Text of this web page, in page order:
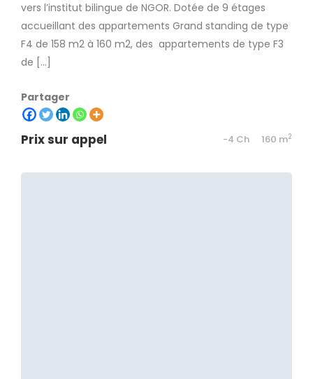
vers l’institut bilingue de NGOR. Dotée de 9 étages
accueillant des appartements Grand standing de type
F4 de 158 m2 à 160 m2, des appartements de type F3
de […]
Partager
Prix sur appel -4 Ch 160 m2